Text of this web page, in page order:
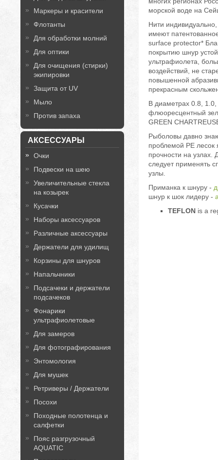
Маркеры и красители
Флотанты
Для обработки молний
Для оптики
Для очищения (стирки)
экипировки
Защита от UV
Мыло
Против запаха
АКСЕССУАРЫ
Очки
Подвески на шею
Увеличительные стекла
на козырек
Кусачки
Наборы аксессуаров
Различные аксессуары
Держатели для удилищ
Корзины для шнуров
Напальчники
Подсачеки и держатели
подсачеков
Фонарики
ультрафиолетовые
Для замеров
Для фотографирования
Энтомология
Для мушек
Ретриверы / Держатели
Посохи
Походные полотенца и
салфетки
Пояс разгрузочный
AQUATIC
морской воде на
Нити
имеют
surface protector*
покрытию шнур
ультрафиолета,
воздействий, не
повышенной
прекрасным
В диаметрах 0.8, 1.0,
флюоресцентный
GREEN
Рыболовы давно
проблемой PE лесок
прочности на узлах.
следует применять
узлы.
Приманка к шнуру -
шнур к шок лидеру -
TEFLONis a